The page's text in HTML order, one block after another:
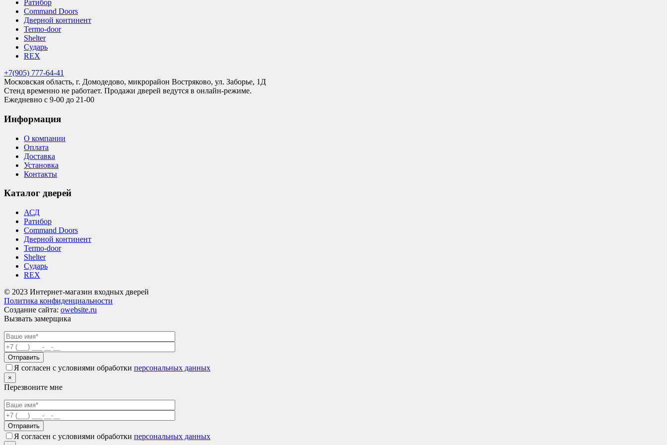
Ратибор
Command Doors
Дверной континент
Termo-door
Shelter
Сударь
REX
+7(905) 777-64-41
Московская область, г. Домодедово, микрорайон Востряково, ул. Заборье, 1Д
Стенд временно не работает. Продажи дверей ведутся в онлайн-режиме.
Ежедневно с 9-00 до 21-00
Информация
О компании
Оплата
Доставка
Установка
Контакты
Каталог дверей
АСД
Ратибор
Command Doors
Дверной континент
Termo-door
Shelter
Сударь
REX
© 2023 Интернет-магазин входных дверей
Политика конфиденциальности
Создание сайта: owebsite.ru
Вызвать замерщика
Я согласен с условиями обработки персональных данных
×
Перезвоните мне
Я согласен с условиями обработки персональных данных